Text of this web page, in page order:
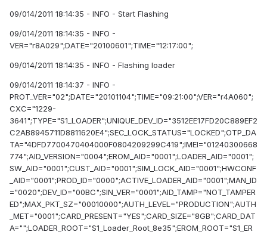
09/014/2011 18:14:35 - INFO - Start Flashing
09/014/2011 18:14:35 - INFO -
VER="r8A029";DATE="20100601";TIME="12:17:00";
09/014/2011 18:14:35 - INFO - Flashing loader
09/014/2011 18:14:37 - INFO -
PROT_VER="02";DATE="20101104";TIME="09:21:00";VER="r4A060";
CXC="1229-
3641";TYPE="S1_LOADER";UNIQUE_DEV_ID="3512EE17FD20C889EF2
C2AB8945711D8811620E4";SEC_LOCK_STATUS="LOCKED";OTP_DA
TA="4DFD7700470404000F0804209299C419";IMEI="01240300668
774";AID_VERSION="0004";EROM_AID="0001";LOADER_AID="0001";
SW_AID="0001";CUST_AID="0001";SIM_LOCK_AID="0001";HWCONF
_AID="0001";PROD_ID="0000";ACTIVE_LOADER_AID="0001";MAN_ID
="0020";DEV_ID="00BC";SIN_VER="0001";AID_TAMP="NOT_TAMPER
ED";MAX_PKT_SZ="00010000";AUTH_LEVEL="PRODUCTION";AUTH
_MET="0001";CARD_PRESENT="YES";CARD_SIZE="8GB";CARD_DAT
A="";LOADER_ROOT="S1_Loader_Root_8e35";EROM_ROOT="S1_ER